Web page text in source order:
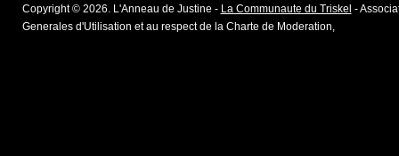
Copyright © 2026. L'Anneau de Justine - La Communaute du Triskel -
Generales d'Utilisation et au respect de la Charte de Moderation,